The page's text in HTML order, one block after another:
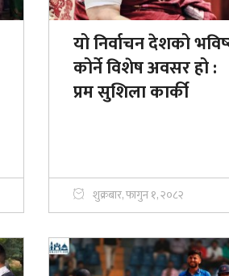
यो निर्वाचन देशको
कोर्ने विशेष अवसर हो :
प्रम सुशिला कार्की
शुक्रबार, फागुन १, २०८२